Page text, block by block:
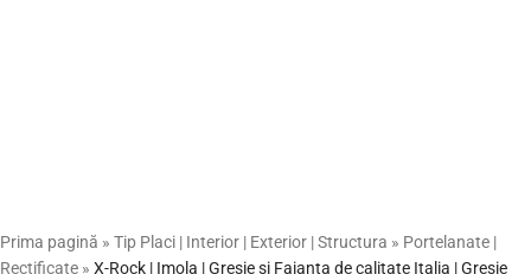
Prima pagină » Tip Placi | Interior | Exterior | Structura » Portelanate |
Rectificate » X-Rock | Imola | Gresie si Faianta de calitate Italia | Gresie